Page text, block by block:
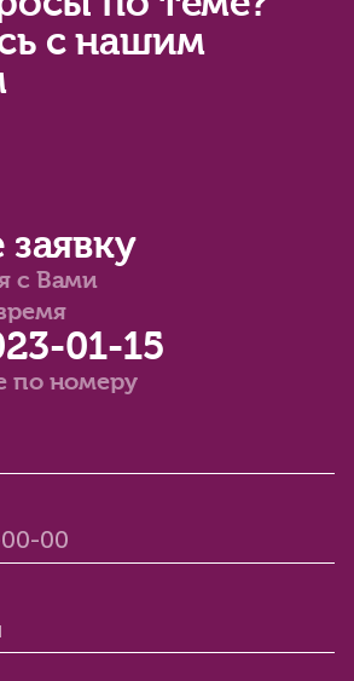
с нашим
заявку
с Вами
01-15
по номеру